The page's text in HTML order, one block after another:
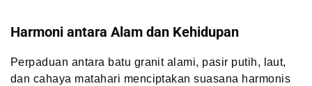
Harmoni antara Alam dan Kehidupan
Perpaduan antara batu granit alami, pasir putih, laut,
dan cahaya matahari menciptakan suasana harmonis